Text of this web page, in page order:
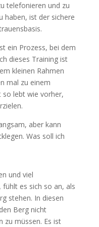
telefonieren und zu
haben, ist der sichere
ein Prozess, bei dem
dieses Training ist
kleinen Rahmen
mal zu einem
so lebt wie vorher,
aber kann
Was soll ich
und viel
es sich so an, als
stehen. In diesen
Berg nicht
zu müssen. Es ist